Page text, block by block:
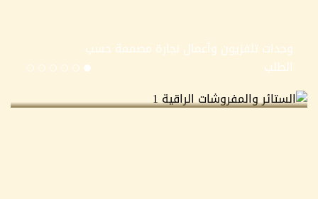
وحدات تلفزيون وأعمال نجارة مصممة حسب
الطلب